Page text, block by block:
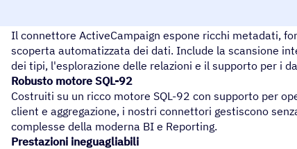
Il connettore ActiveCampaign espone ricchi metadati,
scoperta automatizzata dei dati. Include la scansione
dei tipi, l'esplorazione delle relazioni e il supporto per i
Robusto motore SQL-92
Costruiti su un ricco motore SQL-92 con supporto per
client e aggregazione, i nostri connettori gestiscono
complesse della moderna BI e Reporting.
Prestazioni ineguagliabili